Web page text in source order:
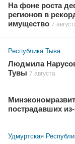
На фоне роста
регионов в
имущество 7
Республика Тыва
Людмила
Тувы 7 августа
пострадавших
Удмуртская